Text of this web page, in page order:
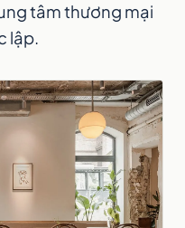
tâm thương mại
lập.